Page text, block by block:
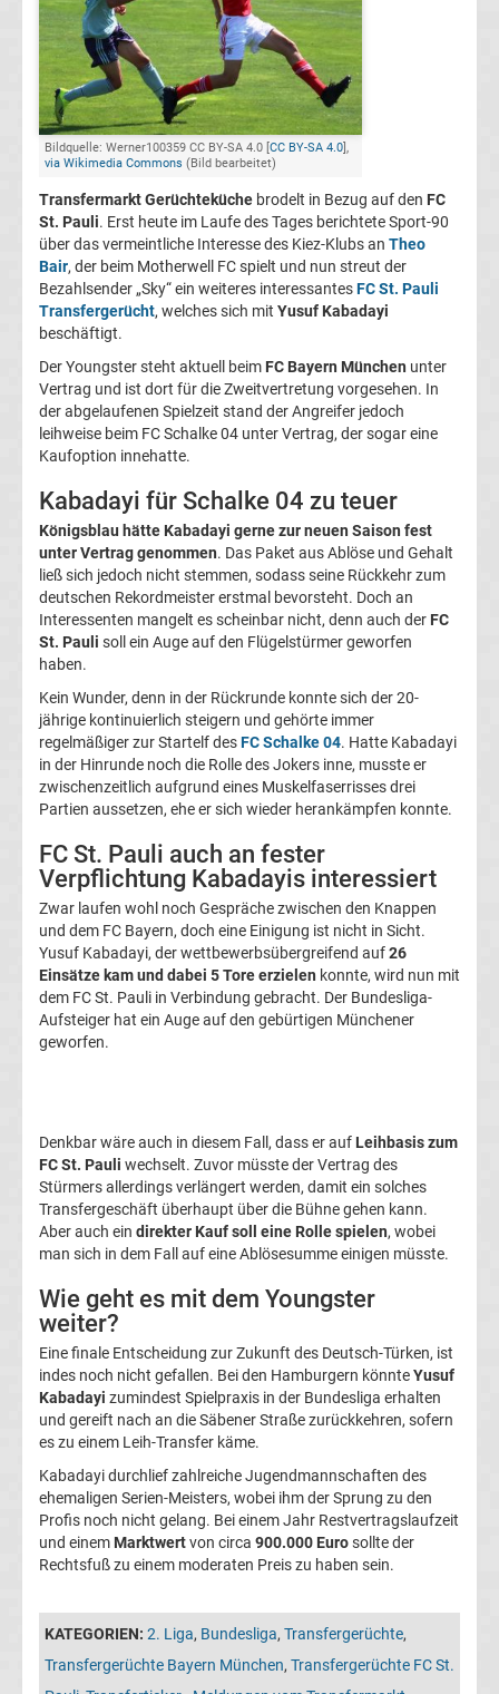
FC
Kaiserslautern
Transfergerüchte
1.
FC
Köln
Transfergerüchte
1.
Magdeburg
Transfergerüchte
1.
FC
Nürnberg
Transfergerüchte
1.
FC
Saarbrücken
Transfergerüchte
Union
Berlin
Transfergerüchte
1.
FSV
Mainz
05
Transfergerüchte
Alemannia
Aachen
Bildquelle: Werner100359 CC BY-SA 4.0 [CC BY-SA 4.0],
via Wikimedia Commons (Bild bearbeitet)
Transfermarkt Gerüchteküche brodelt in Bezug auf den FC
St. Pauli. Erst heute im Laufe des Tages berichtete Sport-90
über das vermeintliche Interesse des Kiez-Klubs an Theo
Bair, der beim Motherwell FC spielt und nun streut der
Bezahlsender „Sky“ ein weiteres interessantesFC St. Pauli
Transfergerücht, welches sich mit Yusuf Kabadayi
beschäftigt.
Der Youngster steht aktuell beim FC Bayern München unter
Vertrag und ist dort für die Zweitvertretung vorgesehen. In
der abgelaufenen Spielzeit stand der Angreifer jedoch
leihweise beim FC Schalke 04 unter Vertrag, der sogar eine
Kaufoption innehatte.
Kabadayi für Schalke 04 zu teuer
Königsblau hätte Kabadayi gerne zur neuen Saison fest
unter Vertrag genommen. Das Paket aus Ablöse und Gehalt
ließ sich jedoch nicht stemmen, sodass seine Rückkehr zum
deutschen Rekordmeister erstmal bevorsteht. Doch an
Interessenten mangelt es scheinbar nicht, denn auch der FC
St. Pauli soll ein Auge auf den Flügelstürmer geworfen
haben.
Kein Wunder, denn in der Rückrunde konnte sich der 20-
jährige kontinuierlich steigern und gehörte immer
regelmäßiger zur Startelf desFC Schalke 04. Hatte Kabadayi
in der Hinrunde noch die Rolle des Jokers inne, musste er
zwischenzeitlich aufgrund eines Muskelfaserrisses drei
Partien aussetzen, ehe er sich wieder herankämpfen konnte.
FC St. Pauli auch an fester
Verpflichtung Kabadayis interessiert
Zwar laufen wohl noch Gespräche zwischen den Knappen
und dem FC Bayern, doch eine Einigung ist nicht in Sicht.
Yusuf Kabadayi, der wettbewerbsübergreifend auf26
Einsätze kam und dabei 5 Tore erzielen konnte, wird nun mit
dem FC St. Pauli in Verbindung gebracht. Der Bundesliga-
Aufsteiger hat ein Auge auf den gebürtigen Münchener
geworfen.
Denkbar wäre auch in diesem Fall, dass er auf Leihbasis zum
FC St. Pauli wechselt. Zuvor müsste der Vertrag des
Stürmers allerdings verlängert werden, damit ein solches
Transfergeschäft überhaupt über die Bühne gehen kann.
Aber auch ein direkter Kauf soll eine Rolle spielen, wobei
man sich in dem Fall auf eine Ablösesumme einigen müsste.
Wie geht es mit dem Youngster
weiter?
Eine finale Entscheidung zur Zukunft des Deutsch-Türken, ist
indes noch nicht gefallen. Bei den Hamburgern könnteYusuf
Kabadayi zumindest Spielpraxis in der Bundesliga erhalten
und gereift nach an die Säbener Straße zurückkehren, sofern
es zu einem Leih-Transfer käme.
Kabadayi durchlief zahlreiche Jugendmannschaften des
ehemaligen Serien-Meisters, wobei ihm der Sprung zu den
Profis noch nicht gelang. Bei einem Jahr Restvertragslaufzeit
und einem Marktwertvon circa 900.000 Eurosollte der
Rechtsfuß zu einem moderaten Preis zu haben sein.
KATEGORIEN: 2. Liga, Bundesliga, Transfergerüchte,
Transfergerüchte Bayern München, Transfergerüchte FC St.